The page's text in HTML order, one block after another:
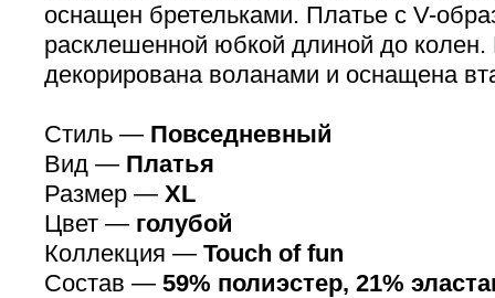
оснащен бретельками. Платье с V-
расклешенной юбкой длиной до
декорирована воланами и оснащена
Стиль — Повседневный
Вид — Платья
Размер — XL
Цвет — голубой
Коллекция — Touch of fun
Состав — 59% полиэстер, 21%